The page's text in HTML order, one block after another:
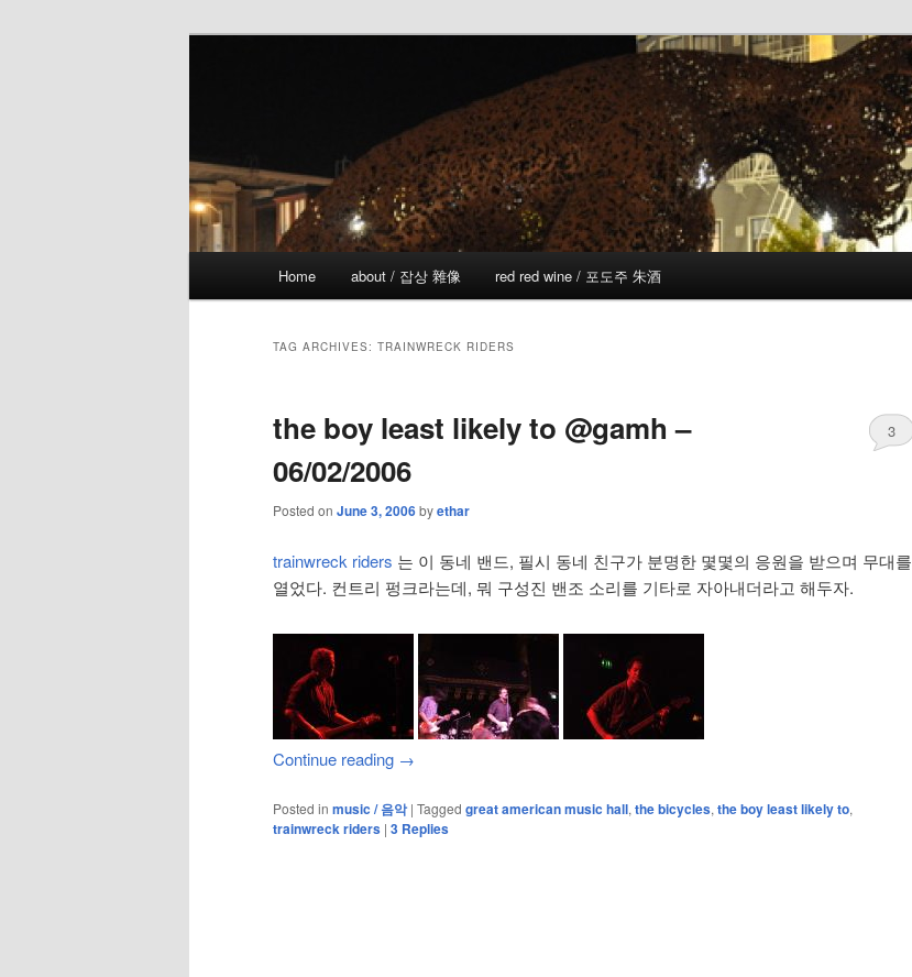
Home about / 잡상 雜像 red red wine / 포도주 朱酒
TAG ARCHIVES: TRAINWRECK RIDERS
the boy least likely to @gamh –
06/02/2006
Posted on June 3, 2006byethar
3
trainwreck riders 는 이 동네 밴드, 필시 동네 친구가 분명한 몇몇의 응원을 받으며 무대를
열었다. 컨트리 펑크라는데, 뭐 구성진 밴조 소리를 기타로 자아내더라고 해두자.
Continue reading →
Posted in music / 음악 | Tagged great american music hall, the bicycles, the boy least likely to,
trainwreck riders | 3 Replies